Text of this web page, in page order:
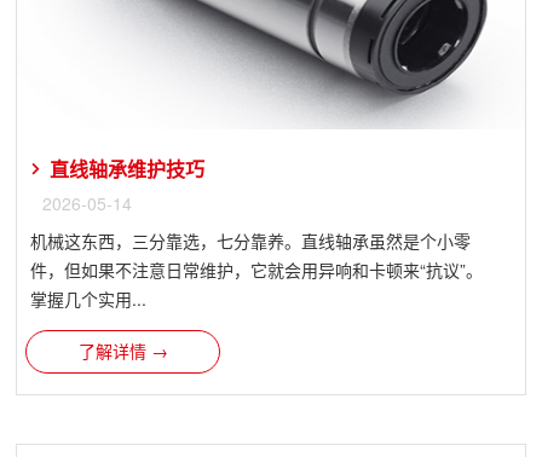
直线轴承维护技巧
2026-05-14
机械这东西，三分靠选，七分靠养。直线轴承虽然是个小零
件，但如果不注意日常维护，它就会用异响和卡顿来“抗议”。
掌握几个实用...
了解详情 →